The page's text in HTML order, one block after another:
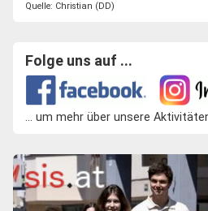
Quelle: Christian (DD)
Folge uns auf ...
... um mehr über unsere
Zuück